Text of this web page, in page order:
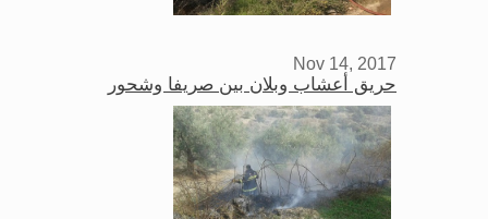
Nov 14, 2017
حريق أعشاب وبلان بين صريفا وشحور